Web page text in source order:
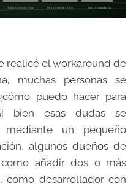
realicé el workaround de
muchas personas se
puedo hacer para
bien esas dudas se
mediante un pequeño
algunos dueños de
añadir dos o más
como desarrollador con